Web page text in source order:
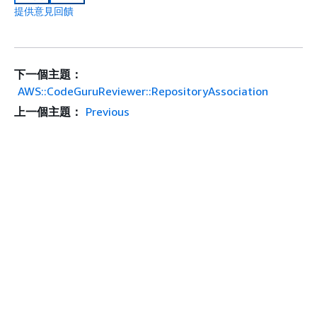
提供意見回饋
下一個主題：
AWS::CodeGuruReviewer::RepositoryAssociation
上一個主題： Previous